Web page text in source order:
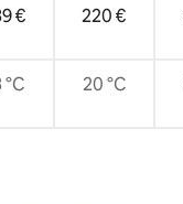
€ 220 €
°C 20 °C